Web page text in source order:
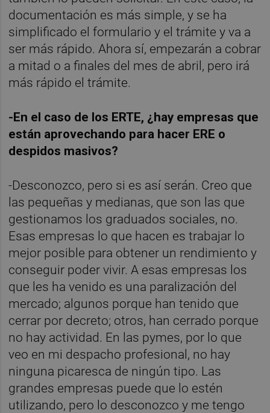
documentación es más simple, y se ha
simplificado el formulario y el trámite y va a
ser más rápido. Ahora sí, empezarán a cobrar
a mitad o a finales del mes de abril, pero irá
más rápido el trámite.
-En el caso de los ERTE, ¿hay empresas que
están aprovechando para hacer ERE o
despidos masivos?
-Desconozco, pero si es así serán. Creo que
las pequeñas y medianas, que son las que
gestionamos los graduados sociales, no.
Esas empresas lo que hacen es trabajar lo
mejor posible para obtener un rendimiento y
conseguir poder vivir. A esas empresas los
que les ha venido es una paralización del
mercado; algunos porque han tenido que
cerrar por decreto; otros, han cerrado porque
no hay actividad. En las pymes, por lo que
veo en mi despacho profesional, no hay
ninguna picaresca de ningún tipo. Las
grandes empresas puede que lo estén
utilizando, pero lo desconozco y me tengo